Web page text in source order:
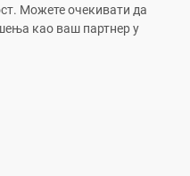
Можете очекивати да
као ваш партнер у